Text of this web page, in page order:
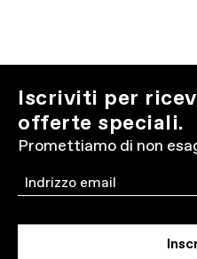
Iscriviti per
offerte speciali.
Promettiamo di non
Email